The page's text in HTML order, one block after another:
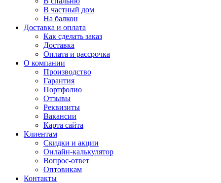
В частный дом
На балкон
Доставка и оплата
Как сделать заказ
Доставка
Оплата и рассрочка
О компании
Производство
Гарантия
Портфолио
Отзывы
Реквизиты
Вакансии
Карта сайта
Клиентам
Скидки и акции
Онлайн-калькулятор
Вопрос-ответ
Оптовикам
Контакты